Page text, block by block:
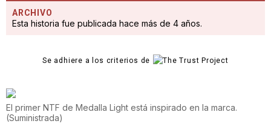
ARCHIVO
Esta historia fue publicada hace más de 4 años.
Se adhiere a los criterios de
El primer NTF de Medalla Light está inspirado en la marca.
(Suministrada)